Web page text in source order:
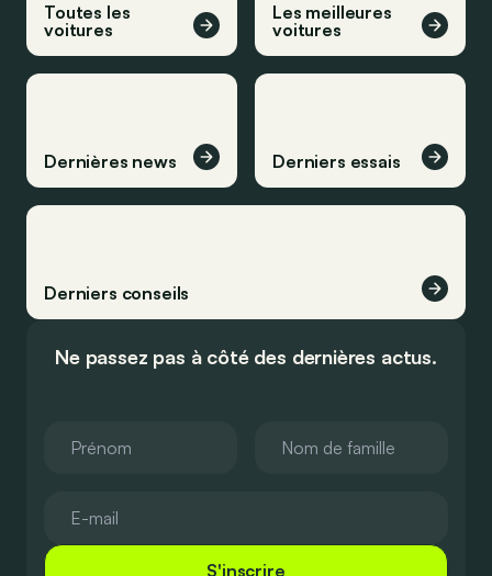
Toutes les
voitures
Les meilleures
voitures
Dernières news Derniers essais
Derniers conseils
Ne passez pas à côté des dernières actus.
S'inscrire